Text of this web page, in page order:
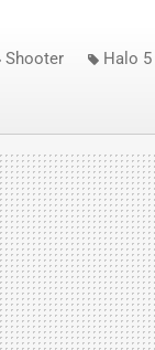
Shooter Halo 5